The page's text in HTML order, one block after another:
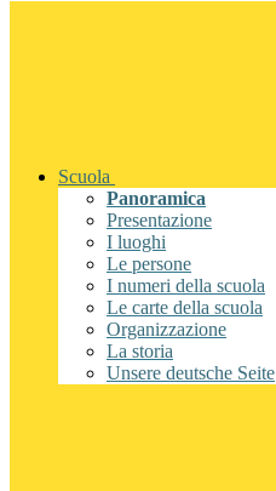
Scuola
Panoramica
Presentazione
I luoghi
Le persone
I numeri della scuola
Le carte della scuola
Organizzazione
La storia
Unsere deutsche Seite